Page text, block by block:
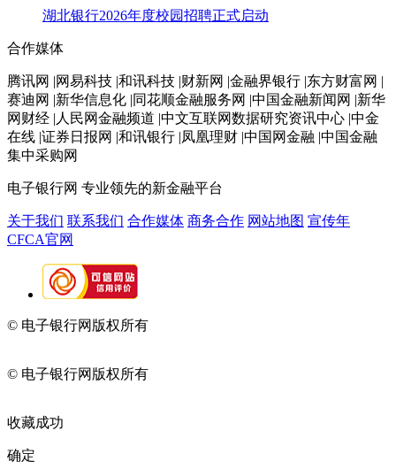
湖北银行2026年度校园招聘正式启动
合作媒体
腾讯网 |网易科技 |和讯科技 |财新网 |金融界银行 |东方财富网 |
赛迪网 |新华信息化 |同花顺金融服务网 |中国金融新闻网 |新华
网财经 |人民网金融频道 |中文互联网数据研究资讯中心 |中金
在线 |证券日报网 |和讯银行 |凤凰理财 |中国网金融 |中国金融
集中采购网
电子银行网 专业领先的新金融平台
关于我们 联系我们 合作媒体 商务合作 网站地图 宣传年
CFCA官网
© 电子银行网版权所有
© 电子银行网版权所有
收藏成功
确定